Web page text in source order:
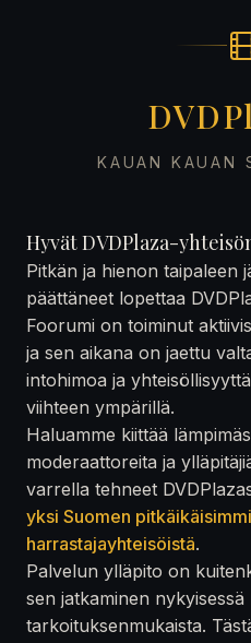
KAUAN KAUAN
Hyvät DVDPlaza-
Pitkän ja hienon taipaleen
päättäneet lopettaa
Foorumi on toiminut
ja sen aikana on jaettu
intohimoa ja
viihteen ympärillä.
Haluamme kiittää
moderaattoreita ja
varrella tehneet
yksi Suomen
harrastajayhteisöistä.
Palvelun ylläpito on
sen jatkaminen
tarkoituksenmukaista.